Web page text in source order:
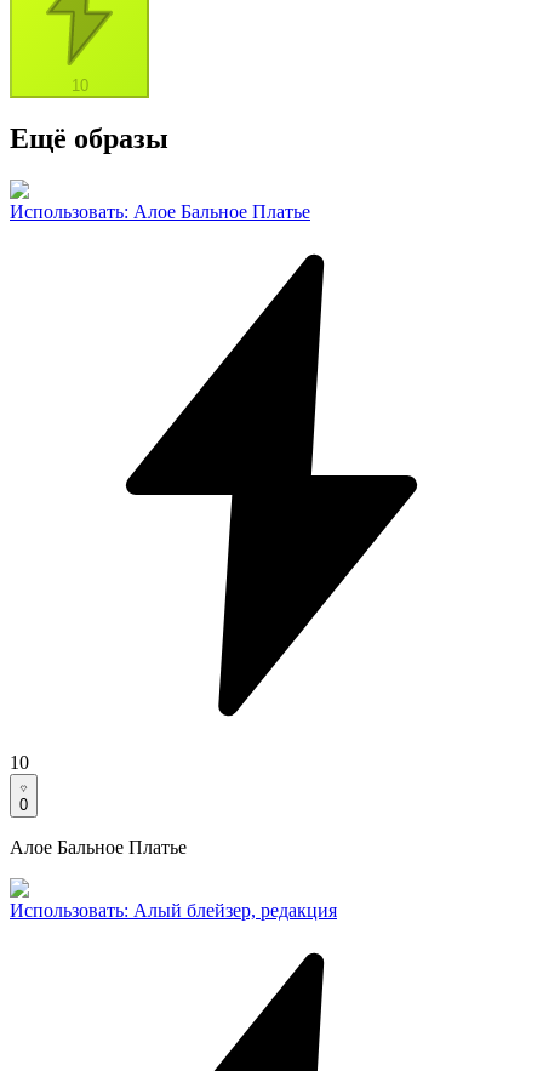
10
Ещё образы
Использовать: Алое Бальное Платье
10
0
Алое Бальное Платье
Использовать: Алый блейзер, редакция